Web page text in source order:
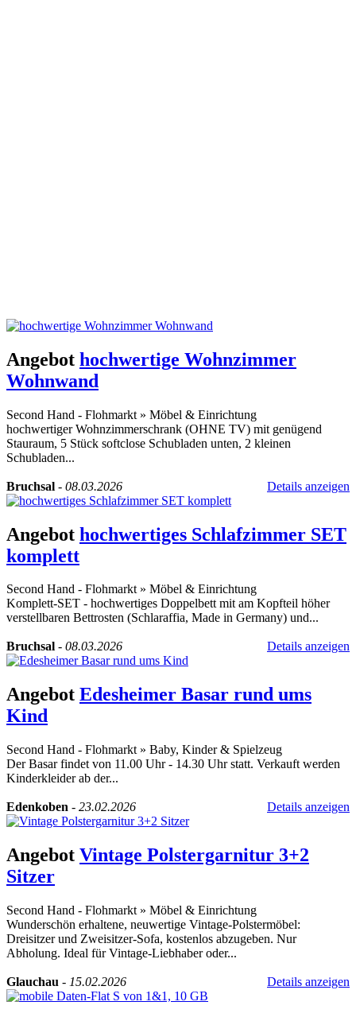
Angebot hochwertige Wohnzimmer
Wohnwand
Second Hand - Flohmarkt » Möbel & Einrichtung
hochwertiger Wohnzimmerschrank (OHNE TV) mit genügend
Stauraum, 5 Stück softclose Schubladen unten, 2 kleinen
Schubladen...
Bruchsal - 08.03.2026 Details anzeigen
Angebot hochwertiges Schlafzimmer SET
komplett
Second Hand - Flohmarkt » Möbel & Einrichtung
Komplett-SET - hochwertiges Doppelbett mit am Kopfteil höher
verstellbaren Bettrosten (Schlaraffia, Made in Germany) und...
Bruchsal - 08.03.2026 Details anzeigen
Angebot Edesheimer Basar rund ums
Kind
Second Hand - Flohmarkt » Baby, Kinder & Spielzeug
Der Basar findet von 11.00 Uhr - 14.30 Uhr statt. Verkauft werden
Kinderkleider ab der...
Edenkoben - 23.02.2026 Details anzeigen
Angebot Vintage Polstergarnitur 3+2
Sitzer
Second Hand - Flohmarkt » Möbel & Einrichtung
Wunderschön erhaltene, neuwertige Vintage-Polstermöbel:
Dreisitzer und Zweisitzer-Sofa, kostenlos abzugeben. Nur
Abholung. Ideal für Vintage-Liebhaber oder...
Glauchau - 15.02.2026 Details anzeigen